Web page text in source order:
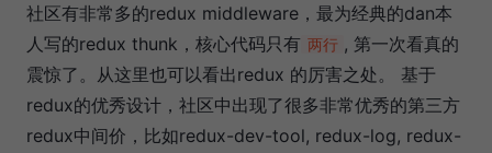
社区有非常多的redux middleware，最为经典的dan本
人写的redux thunk，核心代码只有 两行 , 第一次看真的
震惊了。从这里也可以看出redux 的厉害之处。 基于
redux的优秀设计，社区中出现了很多非常优秀的第三方
redux中间价，比如redux-dev-tool, redux-log, redux-